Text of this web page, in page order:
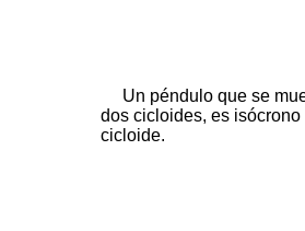
Un péndulo que se
dos cicloides, es
cicloide.